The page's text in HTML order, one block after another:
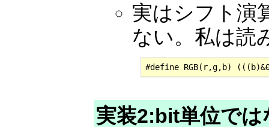
実はシフト演
ない。私は読
#define RGB(r,g,b)
実装2:bit単位で